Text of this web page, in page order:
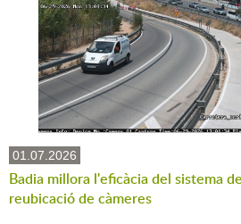
01.07.2026
Badia millora l'eficàcia del sistema
reubicació de càmeres